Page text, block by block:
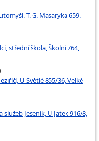
T. G. Masaryka 659,
střední škola, Školní 764,
U Světlé 855/36, Velké
Jeseník, U Jatek 916/8,